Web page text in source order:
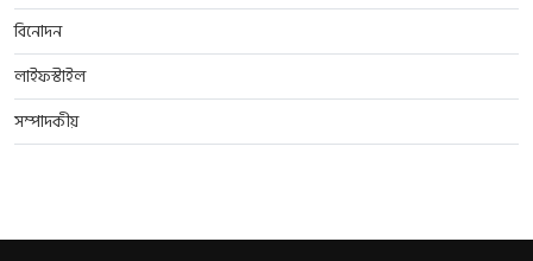
বিনোদন
লাইফস্টাইল
সম্পাদকীয়